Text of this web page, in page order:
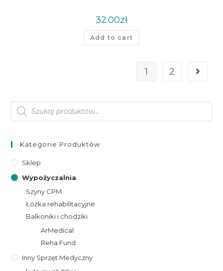
32.00zł
Add to cart
1 2
Kategorie Produktów
Sklep
Wypożyczalnia
Szyny CPM
Łóżka rehabilitacyjne
Balkoniki i chodziki
ArMedical
Reha Fund
Inny Sprzęt Medyczny